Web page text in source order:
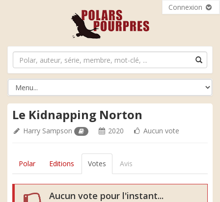
Connexion
Le Kidnapping Norton
Harry Sampson 2020 Aucun vote
Polar Editions Votes Avis
Aucun vote pour l'instant...